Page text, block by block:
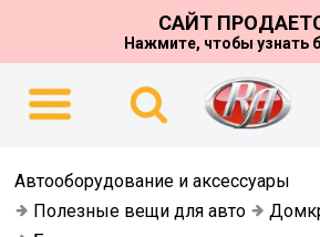
САЙТ
Нажмите, чтобы узнать
Автооборудование и аксессуары
Полезные вещи для авто